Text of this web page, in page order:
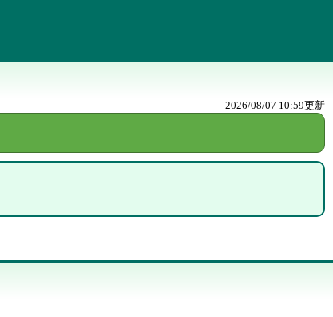
2026/08/07 10:59更新